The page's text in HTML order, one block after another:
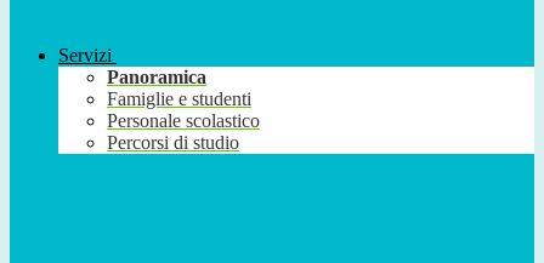
Servizi
Panoramica
Famiglie e studenti
Personale scolastico
Percorsi di studio